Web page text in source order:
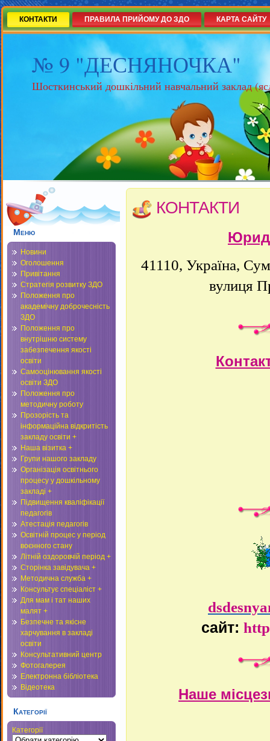
№ 9 "ДЕСНЯНОЧКА"
Шосткинський дошкільний навчальний заклад
КОНТАКТИ ПРАВИЛА ПРИЙОМУ ДО ЗДО КАРТА САЙТУ
Меню
Новини
Оголошення
Привітання
Стратегія розвитку ЗДО
Положення про
академічну доброчесність
ЗДО
Положення про
внутрішню систему
забезпечення якості
освіти
Самооцінювання якості
освіти ЗДО
Положення про
методичну роботу
Прозорість та
інформаційна відкритість
закладу освіти +
Наша візитка +
Групи нашого закладу
Організація освітнього
процесу у дошкільному
закладі +
Підвищення кваліфікації
педагогів
Атестація педагогів
Освітній процес у період
воєнного стану
Літній оздоровчій період +
Сторінка завідувача +
Методична служба +
Консультує спеціаліст +
Для мам і тат наших
малят +
Безпечне та якісне
харчування в закладі
освіти
Консультативний центр
Фотогалерея
Електронна бібліотека
Відеотека
Категорії
Категорії
КОНТАКТИ
41110, Україна,
вулиця
сайт:
Наше